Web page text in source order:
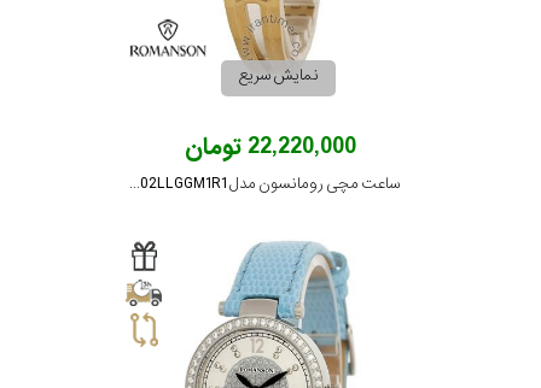
نمایش سریع
22,220,000 تومان
ساعت مچی رومانسون مدل RM7A02LLGGM1R1